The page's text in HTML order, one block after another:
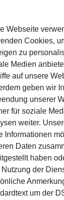
um
Webseite
Cookies,
zu
Medien
auf unsere
geben wir
unserer
für soziale
weiter.
Informationen
Daten
haben
Nutzung der
um der